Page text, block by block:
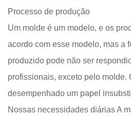
Processo de produção
Um molde é um modelo, e os
acordo com esse modelo, mas a
produzido pode não ser
profissionais, exceto pelo molde.
desempenhado um papel
Nossas necessidades diárias A